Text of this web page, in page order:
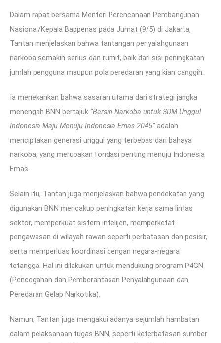
Dalam rapat bersama Menteri Perencanaan Pembangunan
Nasional/Kepala Bappenas pada Jumat (9/5) di Jakarta,
Tantan menjelaskan bahwa tantangan penyalahgunaan
narkoba semakin serius dan rumit, baik dari sisi peningkatan
jumlah pengguna maupun pola peredaran yang kian canggih.
Ia menekankan bahwa sasaran utama dari strategi jangka
menengah BNN bertajuk “Bersih Narkoba untuk SDM Unggul
Indonesia Maju Menuju Indonesia Emas 2045”adalah
menciptakan generasi unggul yang terbebas dari bahaya
narkoba, yang merupakan fondasi penting menuju Indonesia
Emas.
Selain itu, Tantan juga menjelaskan bahwa pendekatan yang
digunakan BNN mencakup peningkatan kerja sama lintas
sektor, memperkuat sistem intelijen, memperketat
pengawasan di wilayah rawan seperti perbatasan dan pesisir,
serta memperluas koordinasi dengan negara-negara
tetangga. Hal ini dilakukan untuk mendukung program P4GN
(Pencegahan dan Pemberantasan Penyalahgunaan dan
Peredaran Gelap Narkotika).
Namun, Tantan juga mengakui adanya sejumlah hambatan
dalam pelaksanaan tugas BNN, seperti keterbatasan sumber